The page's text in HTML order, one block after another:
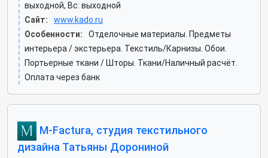
выходной, Вс: выходной
Сайт:
www.kado.ru
Особенности:
Отделочные материалы. Предметы
интерьера / экстерьера. Текстиль/Карнизы. Обои.
Портьерные ткани / Шторы. Ткани/Наличный расчёт.
Оплата через банк
M-Faсtura, студия текстильного
дизайна Татьяны Дорониной